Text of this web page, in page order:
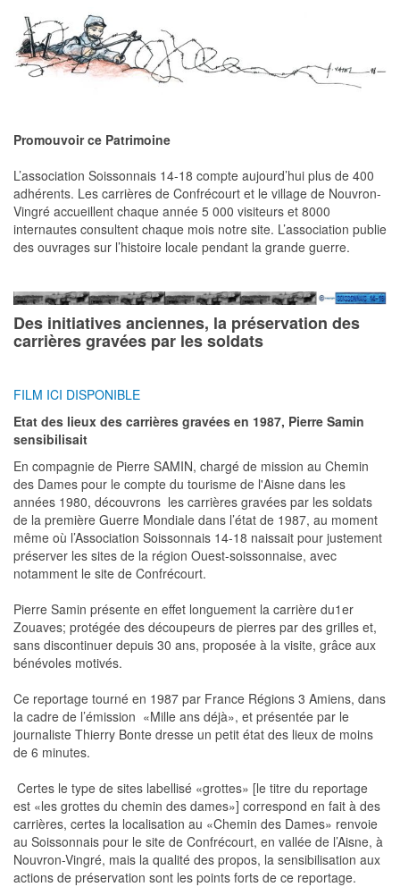
Promouvoir ce Patrimoine
L’association Soissonnais 14-18 compte aujourd’hui plus de 400
adhérents. Les carrières de Confrécourt et le village de Nouvron-
Vingré accueillent chaque année 5 000 visiteurs et 8000
internautes consultent chaque mois notre site. L’association publie
des ouvrages sur l’histoire locale pendant la grande guerre.
Des initiatives anciennes, la préservation des
carrières gravées par les soldats
FILM ICI DISPONIBLE
Etat des lieux des carrières gravées en 1987, Pierre Samin
sensibilisait
En compagnie de Pierre SAMIN, chargé de mission au Chemin
des Dames pour le compte du tourisme de l'Aisne dans les
années 1980, découvrons les carrières gravées par les soldats
de la première Guerre Mondiale dans l’état de 1987, au moment
même où l’Association Soissonnais 14-18 naissait pour justement
préserver les sites de la région Ouest-soissonnaise, avec
notamment le site de Confrécourt.
Pierre Samin présente en effet longuement la carrière du1er
Zouaves; protégée des découpeurs de pierres par des grilles et,
sans discontinuer depuis 30 ans, proposée à la visite, grâce aux
bénévoles motivés.
Ce reportage tourné en 1987 par France Régions 3 Amiens, dans
la cadre de l’émission «Mille ans déjà», et présentée par le
journaliste Thierry Bonte dresse un petit état des lieux de moins
de 6 minutes.
Certes le type de sites labellisé «grottes» [le titre du reportage
est «les grottes du chemin des dames»] correspond en fait à des
carrières, certes la localisation au «Chemin des Dames» renvoie
au Soissonnais pour le site de Confrécourt, en vallée de l’Aisne, à
Nouvron-Vingré, mais la qualité des propos, la sensibilisation aux
actions de préservation sont les points forts de ce reportage.